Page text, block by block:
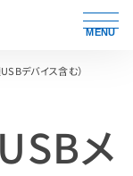
MENU
デバイス含む）
メ